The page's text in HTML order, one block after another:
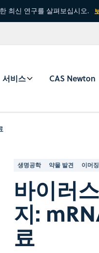
최신 연구를 살펴보십시오.
서비스 CAS Newton
생명공학 약물 발견 이머
바이러
지:
료